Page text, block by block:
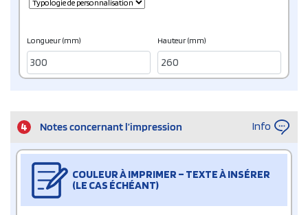
Longueur (mm) Hauteur (mm)
4 Notes concernant l’impression Info
COULEUR À IMPRIMER – TEXTE À INSÉRER
(LE CAS ÉCHÉANT)